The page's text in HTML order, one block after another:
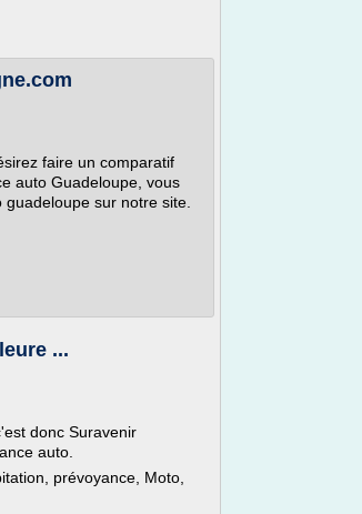
faire un comparatif
auto Guadeloupe, vous
sur notre site.
...
donc Suravenir
auto.
prévoyance, Moto,